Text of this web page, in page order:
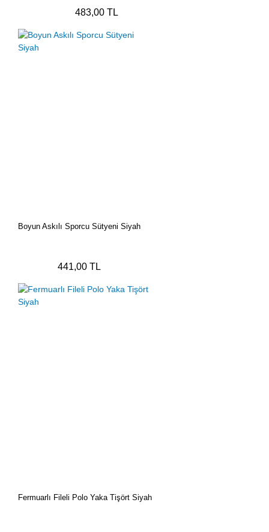
483,00 TL
Boyun Askılı Sporcu Sütyeni Siyah
441,00 TL
Fermuarlı Fileli Polo Yaka Tişört Siyah